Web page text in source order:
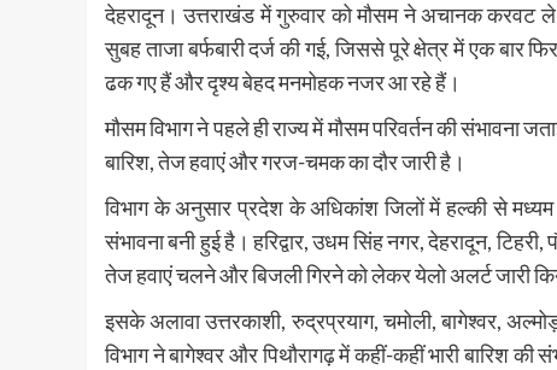
देहरादून।उत्तराखंडमें गुरुवार को मौसम ने अचानक करवट
सुबह ताजा बर्फबारी दर्ज की गई, जिससे पूरे क्षेत्र में एक
ढक गए हैं और दृश्य बेहद मनमोहक नजर आ रहे हैं।
मौसम विभाग ने पहले ही राज्य में मौसम परिवर्तन की संभावना
बारिश, तेज हवाएं और गरज-चमक का दौर जारी है।
विभाग के अनुसार प्रदेश के अधिकांश जिलों में हल्की से मध्यम
संभावना बनी हुई है।हरिद्वार,उधम सिंह नगर,देहरादून,टिहरी,
तेज हवाएं चलने और बिजली गिरने को लेकर येलो अलर्ट जारी
इसके अलावाउत्तरकाशी,रुद्रप्रयाग,चमोली,बागेश्वर,
विभाग ने बागेश्वर और पिथौरागढ़ में कहीं-कहीं भारी बारिश